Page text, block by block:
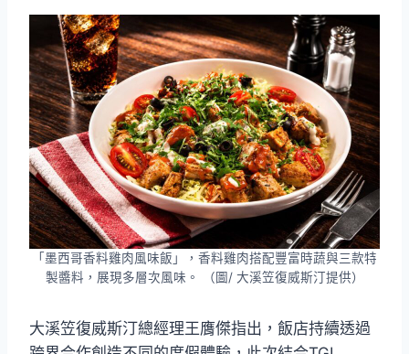
「墨西哥香料雞肉風味飯」，香料雞肉搭配豐富時蔬與三款特
製醬料，展現多層次風味。 （圖/ 大溪笠復威斯汀提供）
大溪笠復威斯汀總經理王膺傑指出，飯店持續透過